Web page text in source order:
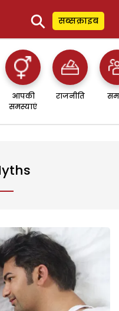
⚲ सब्सक्राइब
आपकी
समस्याएं
राजनीति